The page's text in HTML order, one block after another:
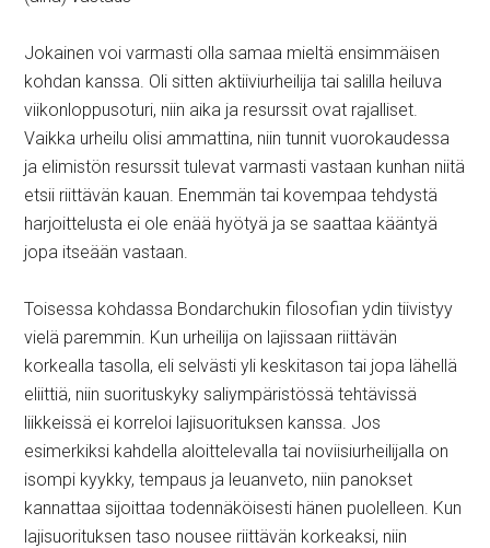
Jokainen voi varmasti olla samaa mieltä ensimmäisen
kohdan kanssa. Oli sitten aktiiviurheilija tai salilla heiluva
viikonloppusoturi, niin aika ja resurssit ovat rajalliset.
Vaikka urheilu olisi ammattina, niin tunnit vuorokaudessa
ja elimistön resurssit tulevat varmasti vastaan kunhan niitä
etsii riittävän kauan. Enemmän tai kovempaa tehdystä
harjoittelusta ei ole enää hyötyä ja se saattaa kääntyä
jopa itseään vastaan.
Toisessa kohdassa Bondarchukin filosofian ydin tiivistyy
vielä paremmin. Kun urheilija on lajissaan riittävän
korkealla tasolla, eli selvästi yli keskitason tai jopa lähellä
eliittiä, niin suorituskyky saliympäristössä tehtävissä
liikkeissä ei korreloi lajisuorituksen kanssa. Jos
esimerkiksi kahdella aloittelevalla tai noviisiurheilijalla on
isompi kyykky, tempaus ja leuanveto, niin panokset
kannattaa sijoittaa todennäköisesti hänen puolelleen. Kun
lajisuorituksen taso nousee riittävän korkeaksi, niin